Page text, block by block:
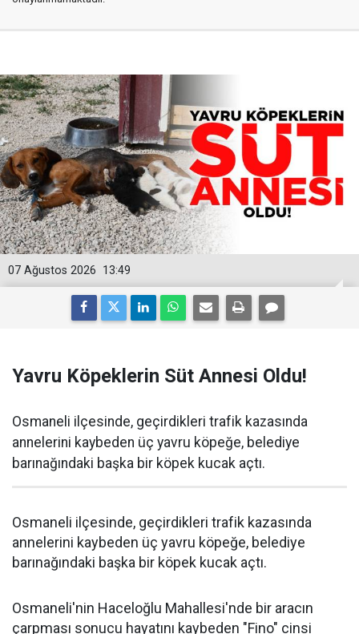
13:49
07 Ağustos 2026
Yavru Köpeklerin Süt Annesi Oldu!
Osmaneli ilçesinde, geçirdikleri trafik kazasında
annelerini kaybeden üç yavru köpeğe, belediye
barınağındaki başka bir köpek kucak açtı.
Osmaneli ilçesinde, geçirdikleri trafik kazasında
annelerini kaybeden üç yavru köpeğe, belediye
barınağındaki başka bir köpek kucak açtı.
Osmaneli'nin Haceloğlu Mahallesi'nde bir aracın
çarpması sonucu hayatını kaybeden "Fino" cinsi